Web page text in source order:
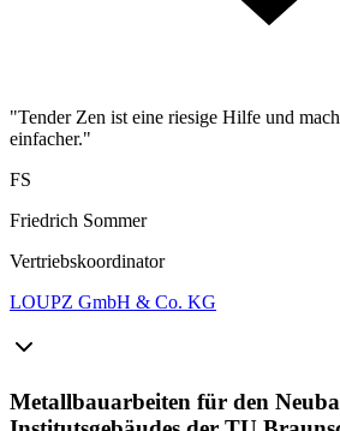
"Tender Zen ist eine riesige Hilfe und
einfacher."
FS
Friedrich Sommer
Vertriebskoordinator
LOUPZ GmbH & Co. KG
Metallbauarbeiten für den